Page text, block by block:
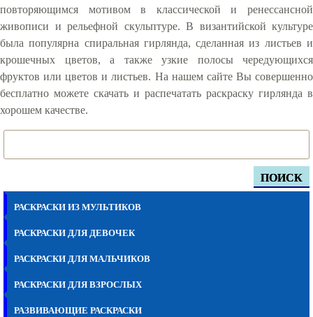
ПОИСК
РАСКРАСКИ ИЗ МУЛЬТИКОВ
РАСКРАСКИ ДЛЯ ДЕВОЧЕК
РАСКРАСКИ ДЛЯ МАЛЬЧИКОВ
РАСКРАСКИ ДЛЯ ВЗРОСЛЫХ
РАЗВИВАЮЩИЕ РАСКРАСКИ
повторяющимся мотивом в классической и ренессансной
живописи и рельефной скульптуре. В византийской культуре
была популярна спиральная гирлянда, сделанная из листьев и
крошечных цветов, а также узкие полосы чередующихся
фруктов или цветов и листьев. На нашем сайте Вы совершенно
бесплатно можете скачать и распечатать раскраску гирлянда в
хорошем качестве.